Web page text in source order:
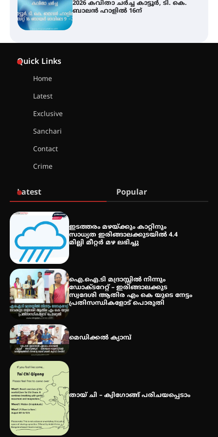
സ്ഥാപനങ്ങൾക്കും ശനിയാഴ്ച
അവധി
എസ് എൻ ഹയർ സെക്കൻഡറി
വിദ്യാർത്ഥികൾ
2026 കവിതാ ചർച്ച കാട്ടൂർ, ടി. കെ.
ബാലൻ ഹാളിൽ 16ന്
Quick Links
Home
Latest
Exclusive
Sanchari
Contact
Crime
Latest Popular
ഇടത്തരം മഴയ്ക്കും കാറ്റിനും
സാധ്യത ഇരിങ്ങാലക്കുടയിൽ 4.4
മില്ലി മീറ്റർ മഴ ലഭിച്ചു
ഐ.ഐ.ടി മദ്രാസ്സിൽ നിന്നും
ഡോക്ടറേറ്റ് – ഇരിങ്ങാലക്കുട
സ്വദേശി ആതിര എം കെ യുടെ നേട്ടം
പ്രതിസന്ധികളോട് പൊരുതി
മെഡിക്കൽ ക്യാമ്പ്
തായ് ചി – ക്വിഗോങ്ങ് പരിചയപ്പെടാം